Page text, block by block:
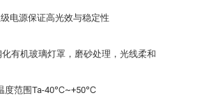
电源保证高光效与稳定性
有机玻璃灯罩，磨砂处理，光线柔和
度范围Ta-40℃~+50℃